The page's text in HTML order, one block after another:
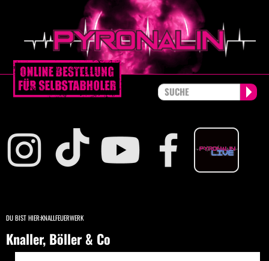
DU BIST HIER:KNALLFEUERWERK
Knaller, Böller & Co